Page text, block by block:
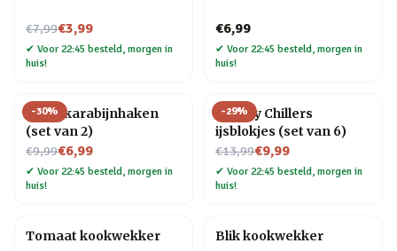
€7,99
Nu voor€3,99
✔ Voor 22:45 besteld, morgen in
huis!
€6,99
✔ Voor 22:45 besteld, morgen in
huis!
-30%
Hond karabijnhaken
(set van 2)
€9,99
Nu voor€6,99
✔ Voor 22:45 besteld, morgen in
huis!
-29%
Whisky Chillers
ijsblokjes (set van 6)
€13,99
Nu voor€9,99
✔ Voor 22:45 besteld, morgen in
huis!
Tomaat kookwekker Blik kookwekker